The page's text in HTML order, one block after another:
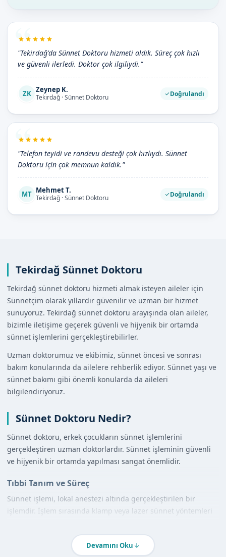
"Tekirdağ'da Sünnet Doktoru hizmeti aldık. Süreç çok hızlı
ve güvenli ilerledi. Doktor çok ilgiliydi."
ZK Zeynep K.
Tekirdağ · Sünnet Doktoru Doğrulandı
"Telefon teyidi ve randevu desteği çok hızlıydı. Sünnet
Doktoru için çok memnun kaldık."
MT Mehmet T.
Tekirdağ · Sünnet Doktoru Doğrulandı
Tekirdağ Sünnet Doktoru
Tekirdağ sünnet doktoru hizmeti almak isteyen aileler için
Sünnetçim olarak yıllardır güvenilir ve uzman bir hizmet
sunuyoruz. Tekirdağ sünnet doktoru arayışında olan aileler,
bizimle iletişime geçerek güvenli ve hijyenik bir ortamda
sünnet işlemlerini gerçekleştirebilirler.
Uzman doktorumuz ve ekibimiz, sünnet öncesi ve sonrası
bakım konularında da ailelere rehberlik ediyor. Sünnet yaşı ve
sünnet bakımı gibi önemli konularda da aileleri
bilgilendiriyoruz.
Sünnet Doktoru Nedir?
Sünnet doktoru, erkek çocukların sünnet işlemlerini
gerçekleştiren uzman doktorlardır. Sünnet işleminin güvenli
ve hijyenik bir ortamda yapılması sangat önemlidir.
Tıbbi Tanım ve Süreç
Sünnet işlemi, lokal anestezi altında gerçekleştirilen bir
işlemdir. İşlem sırasında klamp veya lazer sünnet yöntemleri
ekibimizle birlikte en uygun yöntemi belirleyerek işlem
Devamını Oku